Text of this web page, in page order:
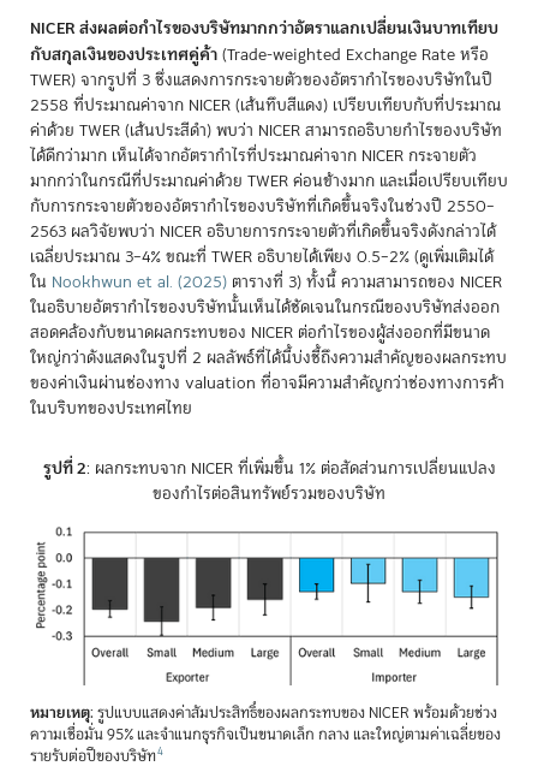
NICER ส่งผลต่อกำไรของบริษัทมากกว่าอัตราแลกเปลี่ยนเงินบาทเทียบ
กับสกุลเงินของประเทศคู่ค้า(Trade-weighted Exchange Rate หรือ
TWER) จากรูปที่ 3 ซึ่งแสดงการกระจายตัวของอัตรากำไรของบริษัทในปี
2558 ที่ประมาณค่าจาก NICER (เส้นทึบสีแดง) เปรียบเทียบกับที่ประมาณ
ค่าด้วย TWER (เส้นประสีดำ) พบว่า NICER สามารถอธิบายกำไรของบริษัท
ได้ดีกว่ามาก เห็นได้จากอัตรากำไรที่ประมาณค่าจาก NICER กระจายตัว
มากกว่าในกรณีที่ประมาณค่าด้วย TWER ค่อนข้างมาก และเมื่อเปรียบเทียบ
กับการกระจายตัวของอัตรากำไรของบริษัทที่เกิดขึ้นจริงในช่วงปี 2550–
2563 ผลวิจัยพบว่า NICER อธิบายการกระจายตัวที่เกิดขึ้นจริงดังกล่าวได้
เฉลี่ยประมาณ 3–4% ขณะที่ TWER อธิบายได้เพียง 0.5–2% (ดูเพิ่มเติมได้
ใน Nookhwun et al. (2025) ตารางที่ 3) ทั้งนี้ ความสามารถของ NICER
ในอธิบายอัตรากำไรของบริษัทนั้นเห็นได้ชัดเจนในกรณีของบริษัทส่งออก
สอดคล้องกับขนาดผลกระทบของ NICER ต่อกำไรของผู้ส่งออกที่มีขนาด
ใหญ่กว่าดังแสดงในรูปที่ 2 ผลลัพธ์ที่ได้นี้บ่งชี้ถึงความสำคัญของผลกระทบ
ของค่าเงินผ่านช่องทาง valuation ที่อาจมีความสำคัญกว่าช่องทางการค้า
ในบริบทของประเทศไทย
รูปที่ 2: ผลกระทบจาก NICER ที่เพิ่มขึ้น 1% ต่อสัดส่วนการเปลี่ยนแปลง
ของกำไรต่อสินทรัพย์รวมของบริษัท
หมายเหตุ: รูปแบบแสดงค่าสัมประสิทธิ์ของผลกระทบของ NICER พร้อมด้วยช่วง
ความเชื่อมั่น 95% และจำแนกธุรกิจเป็นขนาดเล็ก กลาง และใหญ่ตามค่าเฉลี่ยของ
รายรับต่อปีของบริษัท4